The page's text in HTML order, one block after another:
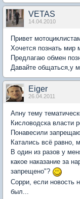
VETAS
14.04.2010
Привет
Хочется познать мир
Предлагаю обмен
Давайте общаться,у
Eiger
26.04.2011
Апну тему
Кисловодска власти
Понавесили
Катались всё равно,
В один из разов у
какое наказание за
запрещено"?
Сорри, если новость
был...